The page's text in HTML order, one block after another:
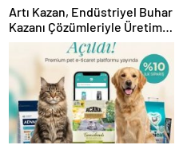
Artı Kazan, Endüstriyel Buhar
Kazanı Çözümleriyle Üretim
Tesislerine Verimli Sistemler
Sunuyor